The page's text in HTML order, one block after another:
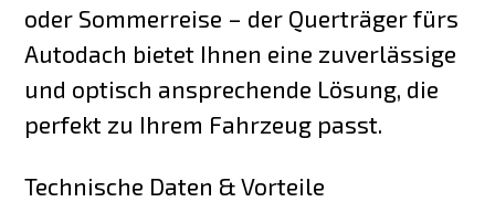
oder Sommerreise – der Querträger fürs
Autodach bietet Ihnen eine zuverlässige
und optisch ansprechende Lösung, die
perfekt zu Ihrem Fahrzeug passt.
Technische Daten & Vorteile